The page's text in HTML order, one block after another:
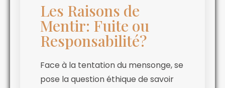
Les Raisons de
Mentir: Fuite ou
Responsabilité?
Face à la tentation du mensonge, se
pose la question éthique de savoir